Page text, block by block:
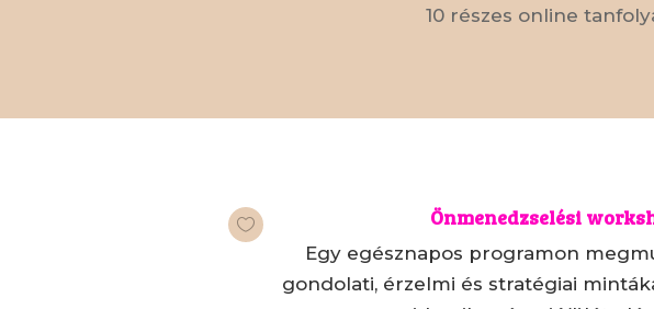
10 részes online
 Önmenedzselési
Egy egésznapos programon
gondolati, érzelmi és stratégiai